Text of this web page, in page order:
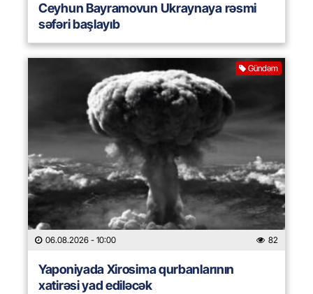
Ceyhun Bayramovun Ukraynaya rəsmi
səfəri başlayıb
Gündəm
06.08.2026 - 10:00 82
Yaponiyada Xirosima qurbanlarının
xatirəsi yad ediləcək